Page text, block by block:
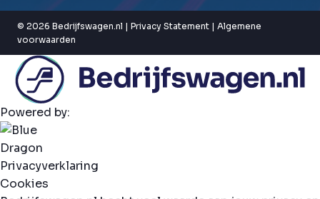
© 2026 Bedrijfswagen.nl | Privacy Statement | Algemene
voorwaarden
Powered by:
Privacyverklaring
Cookies